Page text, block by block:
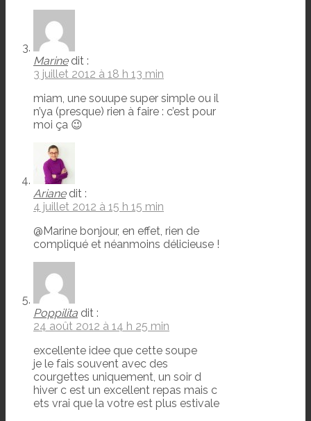
Marine dit :
3 juillet 2012 à 18 h 13 min
miam, une souupe super simple ou il
n’ya (presque) rien à faire : c’est pour
moi ça 😉
Ariane dit :
4 juillet 2012 à 15 h 15 min
@Marine bonjour, en effet, rien de
compliqué et néanmoins délicieuse !
Poppilita dit :
24 août 2012 à 14 h 25 min
excellente idee que cette soupe
je le fais souvent avec des
courgettes uniquement, un soir d
hiver c est un excellent repas mais c
ets vrai que la votre est plus estivale